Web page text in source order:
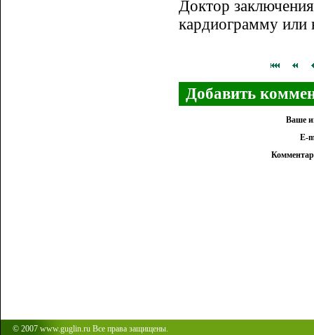
Доктор
кардиограмму или
Добавить
Ваше
E-
© 2007 www.guglin.ru Все права защищены.